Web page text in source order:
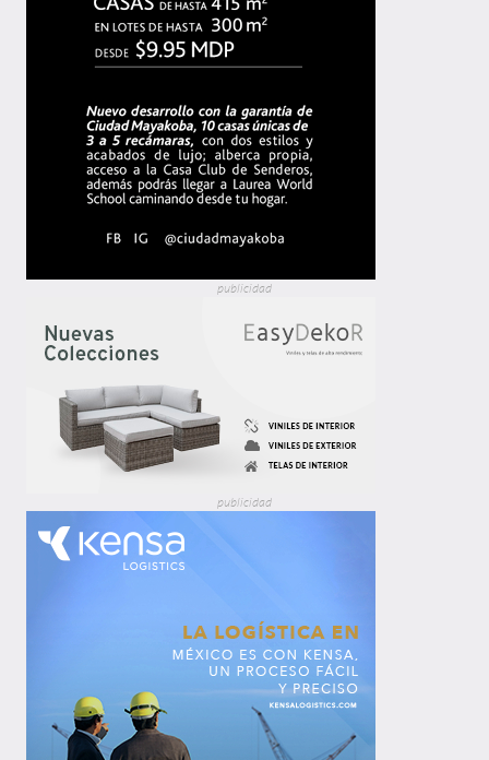
publicidad
publicidad